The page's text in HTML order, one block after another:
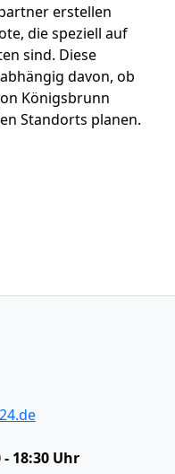
erstellen
die speziell auf
sind. Diese
davon, ob
Königsbrunn
Standorts planen.
- 18:30 Uhr